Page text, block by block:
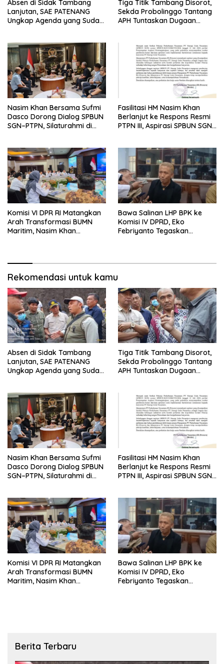
Absen di Sidak Tambang
Lanjutan, SAE PATENANG
Ungkap Agenda yang Sudah
Tiga Titik Tambang Disorot,
Sekda Probolinggo Tantang
APH Tuntaskan Dugaan
Nasim Khan Bersama Sufmi
Dasco Dorong Dialog SPBUN
SGN–PTPN, Silaturahmi di
Fasilitasi HM Nasim Khan
Berlanjut ke Respons Resmi
PTPN III, Aspirasi SPBUN SGN
Direksi
Komisi VI DPR RI Matangkan
Arah Transformasi BUMN
Maritim, Nasim Khan
Bawa Salinan LHP BPK ke
Komisi IV DPRD, Eko
Febriyanto Tegaskan
Rekomendasi untuk kamu
Absen di Sidak Tambang
Lanjutan, SAE PATENANG
Ungkap Agenda yang Sudah
Tiga Titik Tambang Disorot,
Sekda Probolinggo Tantang
APH Tuntaskan Dugaan
Nasim Khan Bersama Sufmi
Dasco Dorong Dialog SPBUN
SGN–PTPN, Silaturahmi di
Fasilitasi HM Nasim Khan
Berlanjut ke Respons Resmi
PTPN III, Aspirasi SPBUN SGN
Direksi
Komisi VI DPR RI Matangkan
Arah Transformasi BUMN
Maritim, Nasim Khan
Bawa Salinan LHP BPK ke
Komisi IV DPRD, Eko
Febriyanto Tegaskan
Berita Terbaru